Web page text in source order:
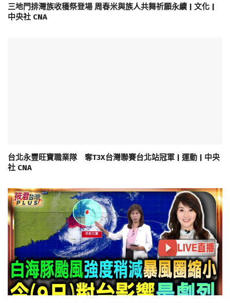
三地門排灣族收穫祭登場 周春米與族人共舞祈願永續 | 文化 |
中央社 CNA
台北永豐旺寶職業隊 奪T3X台灣聯賽台北站冠軍 | 運動 | 中央
社 CNA